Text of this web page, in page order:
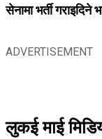
सेनामा भर्ती
ADVERTISEMENT
लुकई माई